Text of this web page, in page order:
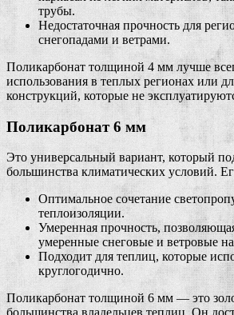
трубы.
Недостаточная прочность для
снегопадами и ветрами.
Поликарбонат толщиной 4 мм лучше
использования в теплых регионах или
конструкций, которые не
Поликарбонат 6 мм
Это универсальный вариант, который
большинства климатических условий.
Оптимальное сочетание
теплоизоляции.
Умеренная прочность,
умеренные снеговые и ветровые
Подходит для теплиц, которые
круглогодично.
Поликарбонат толщиной 6 мм — это